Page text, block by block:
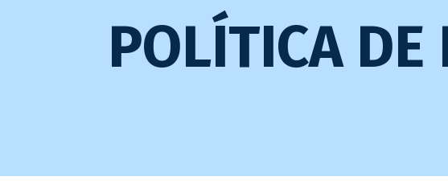
POLÍTICA DE